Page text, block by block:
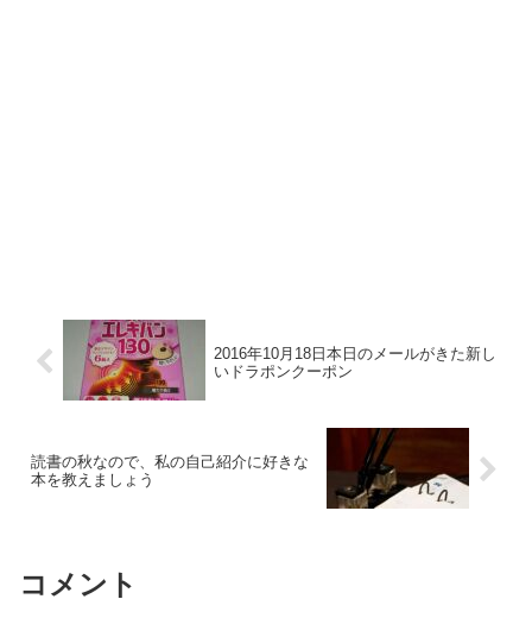
2016年10月18日本日のメールがきた新し
いドラポンクーポン
読書の秋なので、私の自己紹介に好きな
本を教えましょう
コメント